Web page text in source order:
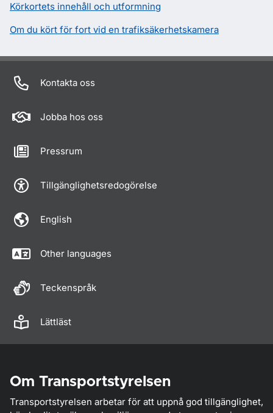
Körkortets innehåll och utformning
Om du kört för fort vid en trafiksäkerhetskamera
Kontakta oss
Jobba hos oss
Pressrum
Tillgänglighetsredogörelse
English
Other languages
Teckenspråk
Lättläst
Om Transportstyrelsen
Transportstyrelsen arbetar för att uppnå god tillgänglighet,